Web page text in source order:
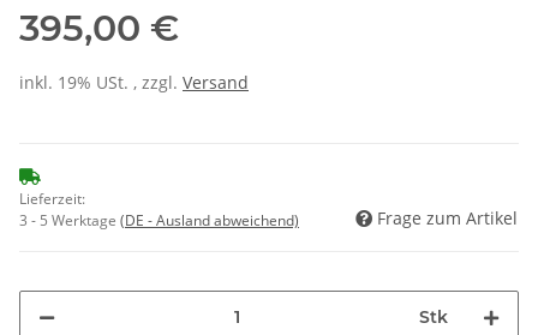
395,00 €
inkl. 19% USt. , zzgl. Versand
Lieferzeit:
3 - 5 Werktage (DE - Ausland abweichend) Frage zum Artikel
Stk